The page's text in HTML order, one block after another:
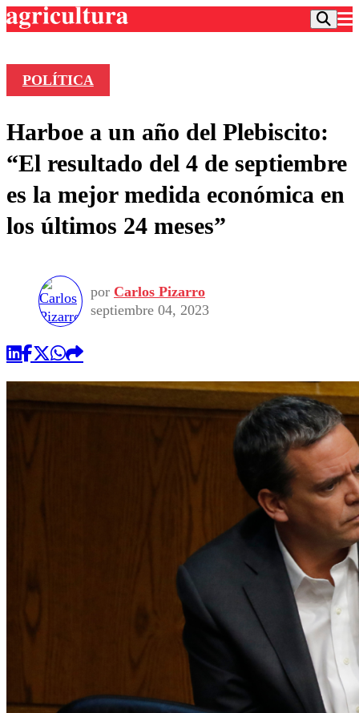
Frecuencias
Agricultura TV
Deportes
Colo Colo
Motor
Torneo Internacional
Torneo Nacional
Entretención
Noticias
Internacional
Nacional
Vida Social
Programas
Comercial
POLÍTICA
Harboe a un año del Plebiscito:
“El resultado del 4 de septiembre
es la mejor medida económica en
los últimos 24 meses”
por Carlos Pizarro
septiembre 04, 2023